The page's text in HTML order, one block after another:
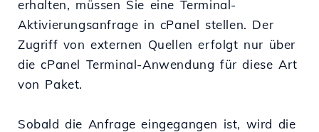
erhalten, müssen Sie eine Terminal-
Aktivierungsanfrage in cPanel stellen. Der
Zugriff von externen Quellen erfolgt nur über
die cPanel Terminal-Anwendung für diese Art
von Paket.
Sobald die Anfrage eingegangen ist, wird die